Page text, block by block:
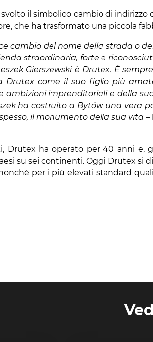
il simbolico cambio di indirizzo
che ha trasformato una piccola
cambio del nome della strada o
straordinaria, forte e
Gierszewski è Drutex. È
Drutex come il suo figlio più
ambizioni imprenditoriali e della
ha costruito a Bytów una vera
il monumento della sua vita –
Drutex ha operato per 40 anni e,
su sei continenti. Oggi Drutex
per i più elevati standard